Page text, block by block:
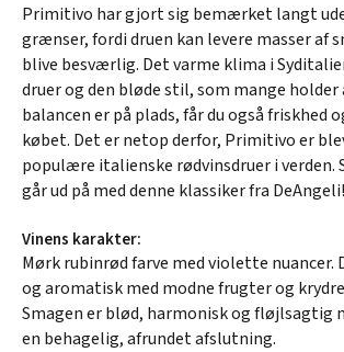
Primitivo har gjort sig bemærket langt
grænser, fordi druen kan levere masser af
blive besværlig. Det varme klima i
druer og den bløde stil, som mange holder
balancen er på plads, får du også friskhed
købet. Det er netop derfor, Primitivo er
populære italienske rødvinsdruer i verden.
går ud på med denne klassiker fra DeAngeli!
Vinens karakter:
Mørk rubinrød farve med violette nuancer.
og aromatisk med modne frugter og
Smagen er blød, harmonisk og fløjlsagtig
en behagelig, afrundet afslutning.